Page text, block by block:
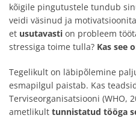
kõigile pingutustele tundub
veidi väsinud ja
et usutavasti on probleem
stressiga toime tulla? Kas see
Tegelikult on läbipõlemine
esmapilgul paistab. Kas
Terviseorganisatsiooni (WHO,
ametlikult tunnistatud tööga